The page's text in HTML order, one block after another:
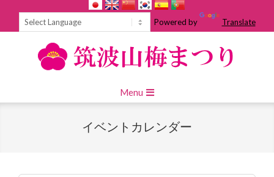
Powered by Translate
Navigation
Menu
イベントカレンダー